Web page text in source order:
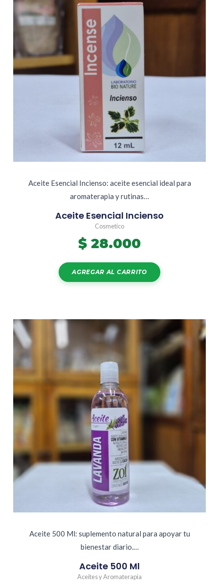
Aceite Esencial Incienso: aceite esencial ideal para
aromaterapia y rutinas…
Aceite Esencial Incienso
Cosmetico
$ 28.000
AGREGAR AL CARRITO
Aceite 500 Ml: suplemento natural para apoyar tu
bienestar diario.…
Aceite 500 Ml
Aceites y Aromaterapia